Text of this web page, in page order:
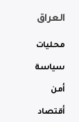
العراق
محليات
سياسة
أمن
أقتصاد